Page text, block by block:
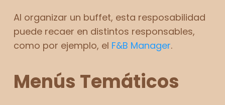
Al organizar un buffet, esta resposabilidad
puede recaer en distintos responsables,
como por ejemplo, el F&B Manager.
Menús Temáticos